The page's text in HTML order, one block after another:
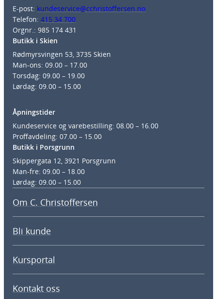
E-post: kundeservice@cchristoffersen.no
Telefon: 415 34 700
Orgnr.: 985 174 431
Butikk i Skien
Rødmyrsvingen 53, 3735 Skien
Man-ons: 09.00 – 17.00
Torsdag: 09.00 – 19.00
Lørdag: 09.00 – 15.00
Åpningstider
Kundeservice og varebestilling: 08.00 – 16.00
Proffavdeling: 07.00 – 15.00
Butikk i Porsgrunn
Skippergata 12, 3921 Porsgrunn
Man-fre: 09.00 – 18.00
Lørdag: 09.00 – 15.00
Om C. Christoffersen
Bli kunde
Kursportal
Kontakt oss